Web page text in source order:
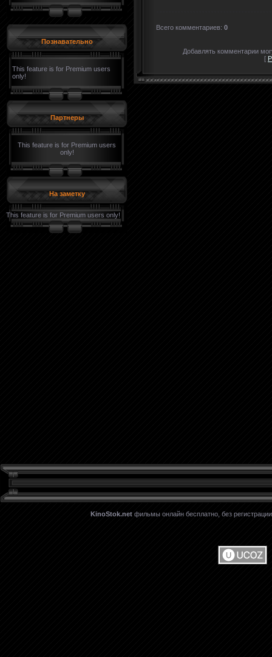
Познавательно
This feature is for Premium users
only!
Партнеры
This feature is for Premium users
only!
На заметку
This feature is for Premium users only!
Всего комментариев: 0
Добавлять комментарии
[
KinoStok.net фильмы онлайн бесплатно, без